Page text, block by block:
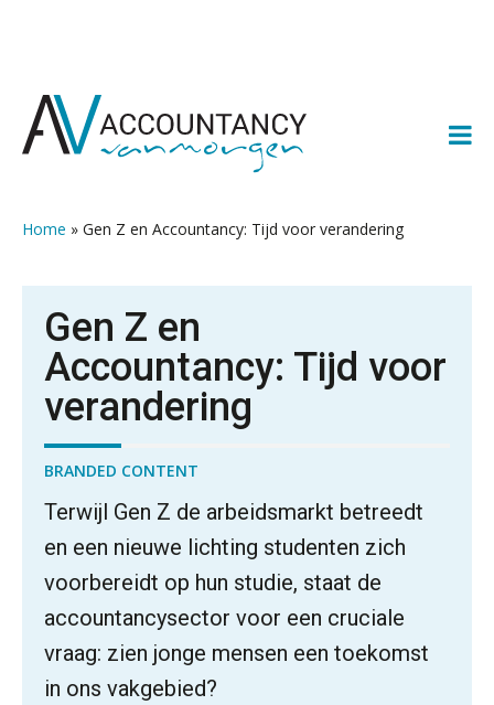
naar
naar
naar
naar
Home » Gen Z en Accountancy: Tijd voor verandering
Gen Z en
Accountancy: Tijd voor
verandering
BRANDED CONTENT
Terwijl Gen Z de arbeidsmarkt betreedt
en een nieuwe lichting studenten zich
voorbereidt op hun studie, staat de
accountancysector voor een cruciale
vraag: zien jonge mensen een toekomst
in ons vakgebied?